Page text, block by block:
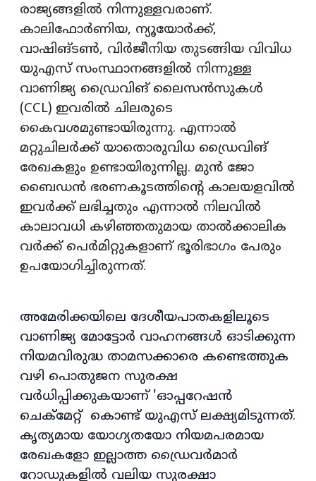
രാജ്യങ്ങളിൽ നിന്നുള്ളവരാണ്.
കാലിഫോർണിയ, ന്യൂയോർക്ക്,
വാഷിങ്ടൺ, വിർജീനിയ തുടങ്ങിയ വിവിധ
യുഎസ് സംസ്ഥാനങ്ങളിൽ നിന്നുള്ള
വാണിജ്യ ഡ്രൈവിങ് ലൈസൻസുകൾ
(CCL) ഇവരിൽ ചിലരുടെ
കൈവശമുണ്ടായിരുന്നു. എന്നാൽ
മറ്റുചിലർക്ക് യാതൊരുവിധ ഡ്രൈവിങ്
രേഖകളും ഉണ്ടായിരുന്നില്ല. മുൻ ജോ
ബൈഡൻ ഭരണകൂടത്തിന്റെ കാലയളവിൽ
ഇവർക്ക് ലഭിച്ചതും എന്നാൽ നിലവിൽ
കാലാവധി കഴിഞ്ഞതുമായ താൽക്കാലിക
വർക്ക് പെർമിറ്റുകളാണ് ഭൂരിഭാഗം പേരും
ഉപയോഗിച്ചിരുന്നത്.
അമേരിക്കയിലെ ദേശീയപാതകളിലൂടെ
വാണിജ്യ മോട്ടോർ വാഹനങ്ങൾ ഓടിക്കുന്ന
നിയമവിരുദ്ധ താമസക്കാരെ കണ്ടെത്തുക
വഴി പൊതുജന സുരക്ഷ
വർധിപ്പിക്കുകയാണ് 'ഓപ്പറേഷൻ
ചെക്‌മേറ്റ് കൊണ്ട് യുഎസ് ലക്ഷ്യമിടുന്നത്.
കൃത്യമായ യോഗ്യതയോ നിയമപരമായ
രേഖകളോ ഇല്ലാത്ത ഡ്രൈവർമാർ
റോഡുകളിൽ വലിയ സുരക്ഷാ